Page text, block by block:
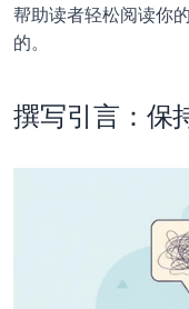
帮助读者轻松阅读你
的。
撰写引言：保